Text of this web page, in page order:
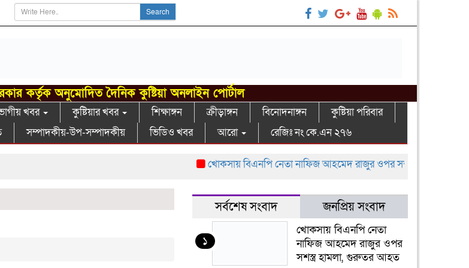
Search
কর্তৃক অনুমোদিত দৈনিক কুষ্টিয়া অনলাইন পোর্টাল
খবর কুষ্টিয়ার খবর শিক্ষাঙ্গন ক্রীড়াঙ্গন বিনোদনাঙ্গন
কুষ্টিয়া পরিবার
সম্পাদকীয়-উপ-সম্পাদকীয় ভিডিও খবর আরো রেজিঃ নং কে.এন ২৭৬
খোকসায় বিএনপি নেতা নাফিজ আহমেদ রাজুর ওপর সশস্ত্র হামলা, গুরুতর
সর্বশেষ সংবাদ জনপ্রিয় সংবাদ
১
খোকসায় বিএনপি নেতা
নাফিজ আহমেদ রাজুর ওপর
সশস্ত্র হামলা, গুরুতর আহত